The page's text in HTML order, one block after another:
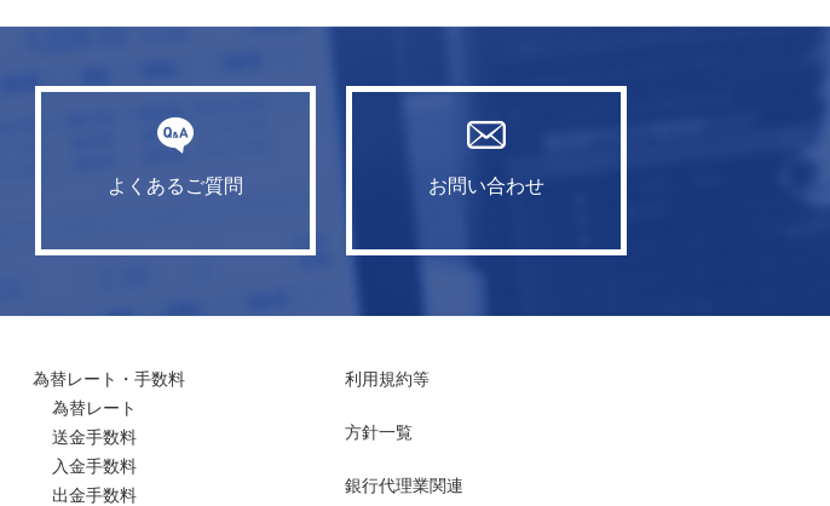
よくあるご質問 お問い合わせ
為替レート・手数料
為替レート
送金手数料
入金手数料
出金手数料
利用規約等
方針一覧
銀行代理業関連